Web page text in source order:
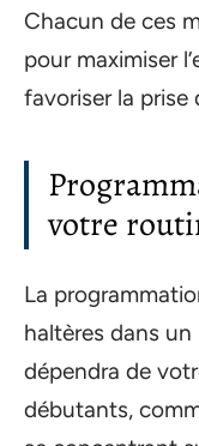
Chacun de ces
pour maximiser
favoriser la prise
votre
La
haltères dans un
dépendra de
débutants,